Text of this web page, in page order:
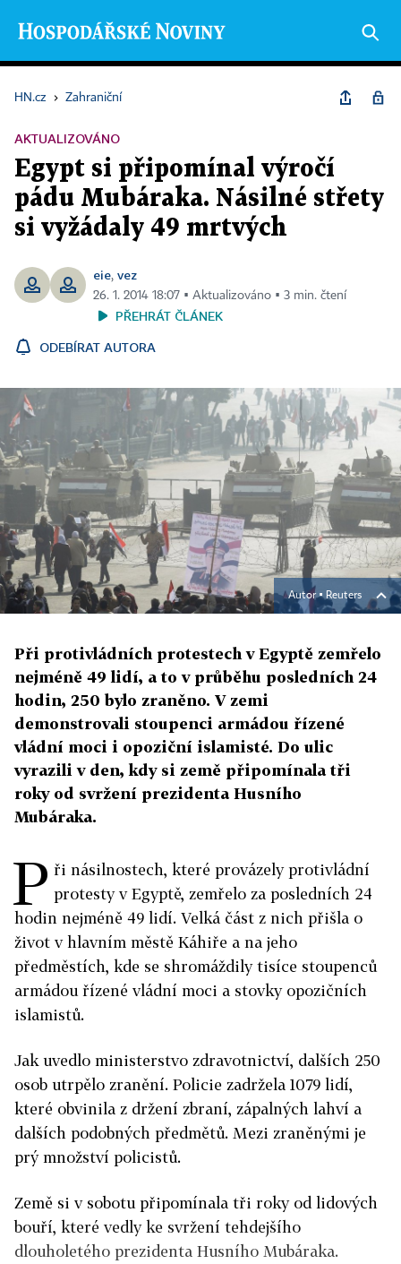
HN.cz › Zahraniční
AKTUALIZOVÁNO
Egypt si připomínal výročí
pádu Mubáraka. Násilné střety
si vyžádaly 49 mrtvých
eie, vez
26. 1. 2014 18:07 ▪ Aktualizováno ▪ 3 min. čtení
PŘEHRÁT ČLÁNEK
ODEBÍRAT AUTORA
Autor ▪ Reuters
Při protivládních protestech v Egyptě zemřelo
nejméně 49 lidí, a to v průběhu posledních 24
hodin, 250 bylo zraněno. V zemi
demonstrovali stoupenci armádou řízené
vládní moci i opoziční islamisté. Do ulic
vyrazili v den, kdy si země připomínala tři
roky od svržení prezidenta Husního
Mubáraka.
P ři násilnostech, které provázely protivládní
protesty v Egyptě, zemřelo za posledních 24
hodin nejméně 49 lidí. Velká část z nich přišla o
život v hlavním městě Káhiře a na jeho
předměstích, kde se shromáždily tisíce stoupenců
armádou řízené vládní moci a stovky opozičních
islamistů.
Jak uvedlo ministerstvo zdravotnictví, dalších 250
osob utrpělo zranění. Policie zadržela 1079 lidí,
které obvinila z držení zbraní, zápalných lahví a
dalších podobných předmětů. Mezi zraněnými je
prý množství policistů.
Země si v sobotu připomínala tři roky od lidových
bouří, které vedly ke svržení tehdejšího
dlouholetého prezidenta Husního Mubáraka.